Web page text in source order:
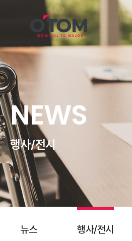
NEWS
행사/전시
뉴스 행사/전시